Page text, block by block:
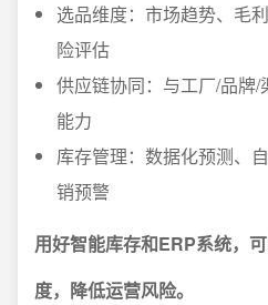
选品维度：市场趋势、毛
险评估
供应链协同：与工厂/品牌
能力
库存管理：数据化预测、
销预警
用好智能库存和ERP系统，
度，降低运营风险。